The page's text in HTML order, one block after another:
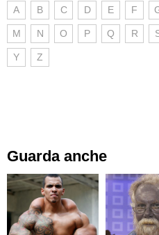
A B C D E F
M N O P Q R
Y Z
Guarda anche